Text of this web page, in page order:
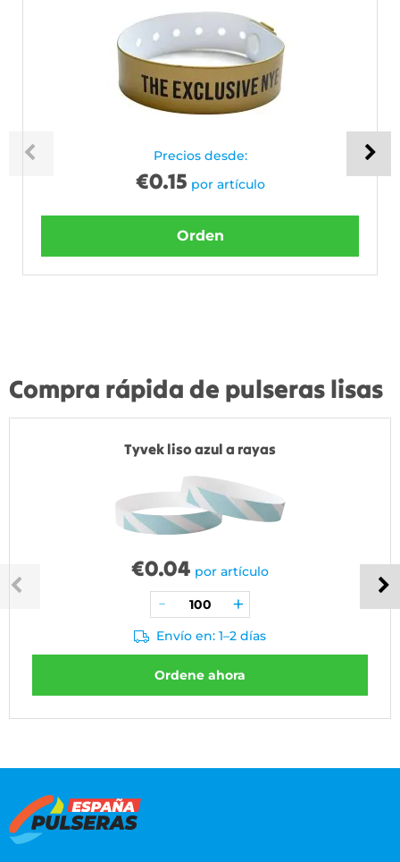
Precios desde:
€0.15 por artículo
Orden
Compra rápida de pulseras lisas
Tyvek liso azul a rayas
€0.04 por artículo
Envío en: 1–2 días
Ordene ahora